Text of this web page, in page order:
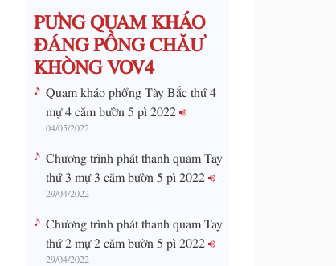
PƯNG QUAM KHÁO
ĐÁNG PỒNG CHĂƯ
KHÒNG VOV4
Quam kháo phổng Tày Bắc thứ 4
mự 4 căm bườn 5 pì 2022
04/05/2022
Chương trình phát thanh quam Tay
thứ 3 mự 3 căm bườn 5 pì 2022
29/04/2022
Chương trình phát thanh quam Tay
thứ 2 mự 2 căm bườn 5 pì 2022
29/04/2022